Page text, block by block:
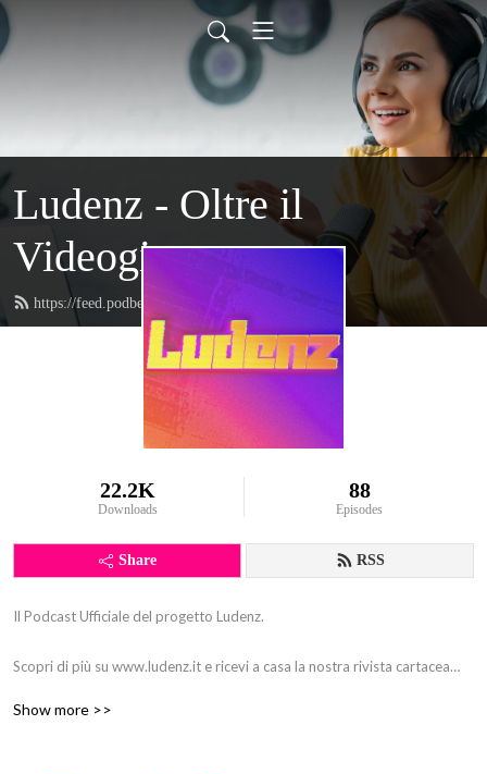
Ludenz - Oltre il
Videogioco
https://feed.podbean.com/Ludenz/feed.xml
22.2K
Downloads
88
Episodes
Share RSS
Il Podcast Ufficiale del progetto Ludenz.
Scopri di più su www.ludenz.it e ricevi a casa la nostra rivista cartacea
Show more >>